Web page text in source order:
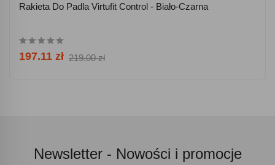
Rakieta Do Padla Virtufit Control - Biało-Czarna
197.11 zł 219.00 zł
Newsletter - Nowości i promocje